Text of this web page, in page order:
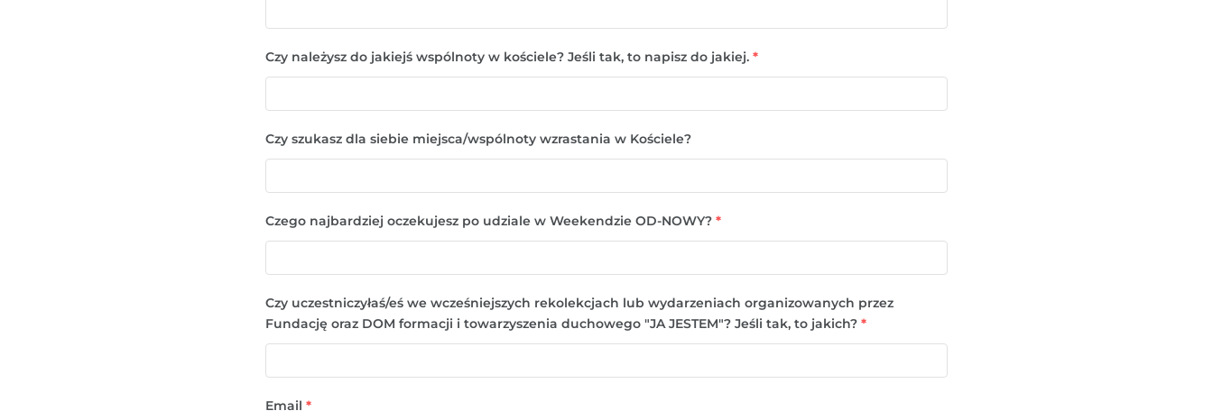
Czy należysz do jakiejś wspólnoty w kościele? Jeśli tak, to napisz do jakiej. *
Czy szukasz dla siebie miejsca/wspólnoty wzrastania w Kościele?
Czego najbardziej oczekujesz po udziale w Weekendzie OD-NOWY? *
Czy uczestniczyłaś/eś we wcześniejszych rekolekcjach lub wydarzeniach organizowanych przez
Fundację oraz DOM formacji i towarzyszenia duchowego "JA JESTEM"? Jeśli tak, to jakich? *
Email *